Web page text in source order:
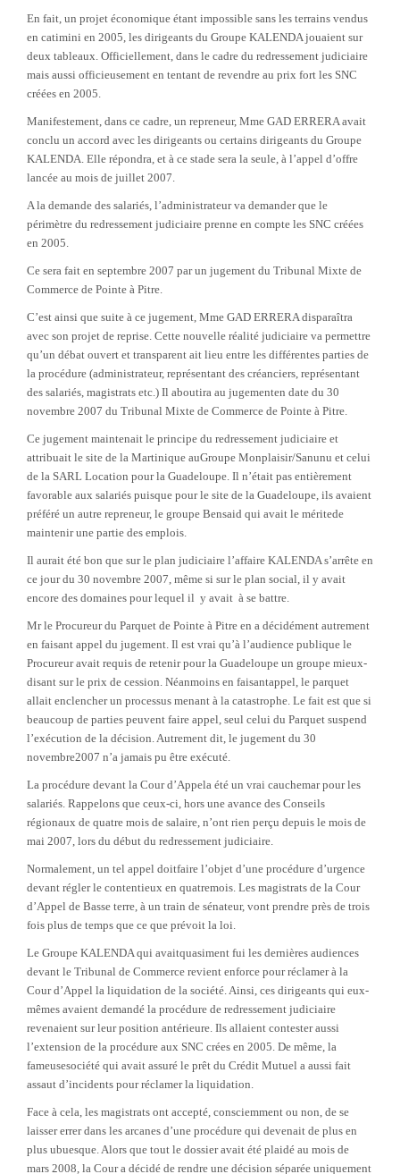
En fait, un projet économique étant impossible sans les terrains vendus
en catimini en 2005, les dirigeants du Groupe KALENDA jouaient sur
deux tableaux. Officiellement, dans le cadre du redressement judiciaire
mais aussi officieusement en tentant de revendre au prix fort les SNC
créées en 2005.
Manifestement, dans ce cadre, un repreneur, Mme GAD ERRERA avait
conclu un accord avec les dirigeants ou certains dirigeants du Groupe
KALENDA. Elle répondra, et à ce stade sera la seule, à l’appel d’offre
lancée au mois de juillet 2007.
A la demande des salariés, l’administrateur va demander que le
périmètre du redressement judiciaire prenne en compte les SNC créées
en 2005.
Ce sera fait en septembre 2007 par un jugement du Tribunal Mixte de
Commerce de Pointe à Pitre.
C’est ainsi que suite à ce jugement, Mme GAD ERRERA disparaîtra
avec son projet de reprise. Cette nouvelle réalité judiciaire va permettre
qu’un débat ouvert et transparent ait lieu entre les différentes parties de
la procédure (administrateur, représentant des créanciers, représentant
des salariés, magistrats etc.) Il aboutira au jugementen date du 30
novembre 2007 du Tribunal Mixte de Commerce de Pointe à Pitre.
Ce jugement maintenait le principe du redressement judiciaire et
attribuait le site de la Martinique auGroupe Monplaisir/Sanunu et celui
de la SARL Location pour la Guadeloupe. Il n’était pas entièrement
favorable aux salariés puisque pour le site de la Guadeloupe, ils avaient
préféré un autre repreneur, le groupe Bensaid qui avait le méritede
maintenir une partie des emplois.
Il aurait été bon que sur le plan judiciaire l’affaire KALENDA s’arrête en
ce jour du 30 novembre 2007, même si sur le plan social, il y avait
encore des domaines pour lequel il y avait à se battre.
Mr le Procureur du Parquet de Pointe à Pitre en a décidément autrement
en faisant appel du jugement. Il est vrai qu’à l’audience publique le
Procureur avait requis de retenir pour la Guadeloupe un groupe mieux-
disant sur le prix de cession. Néanmoins en faisantappel, le parquet
allait enclencher un processus menant à la catastrophe. Le fait est que si
beaucoup de parties peuvent faire appel, seul celui du Parquet suspend
l’exécution de la décision. Autrement dit, le jugement du 30
novembre2007 n’a jamais pu être exécuté.
La procédure devant la Cour d’Appela été un vrai cauchemar pour les
salariés. Rappelons que ceux-ci, hors une avance des Conseils
régionaux de quatre mois de salaire, n’ont rien perçu depuis le mois de
mai 2007, lors du début du redressement judiciaire.
Normalement, un tel appel doitfaire l’objet d’une procédure d’urgence
devant régler le contentieux en quatremois. Les magistrats de la Cour
d’Appel de Basse terre, à un train de sénateur, vont prendre près de trois
fois plus de temps que ce que prévoit la loi.
Le Groupe KALENDA qui avaitquasiment fui les dernières audiences
devant le Tribunal de Commerce revient enforce pour réclamer à la
Cour d’Appel la liquidation de la société. Ainsi, ces dirigeants qui eux-
mêmes avaient demandé la procédure de redressement judiciaire
revenaient sur leur position antérieure. Ils allaient contester aussi
l’extension de la procédure aux SNC crées en 2005. De même, la
fameusesociété qui avait assuré le prêt du Crédit Mutuel a aussi fait
assaut d’incidents pour réclamer la liquidation.
Face à cela, les magistrats ont accepté, consciemment ou non, de se
laisser errer dans les arcanes d’une procédure qui devenait de plus en
plus ubuesque. Alors que tout le dossier avait été plaidé au mois de
mars 2008, la Cour a décidé de rendre une décision séparée uniquement